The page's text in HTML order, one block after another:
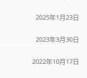
2025年1月23日
2023年3月30日
2022年10月17日